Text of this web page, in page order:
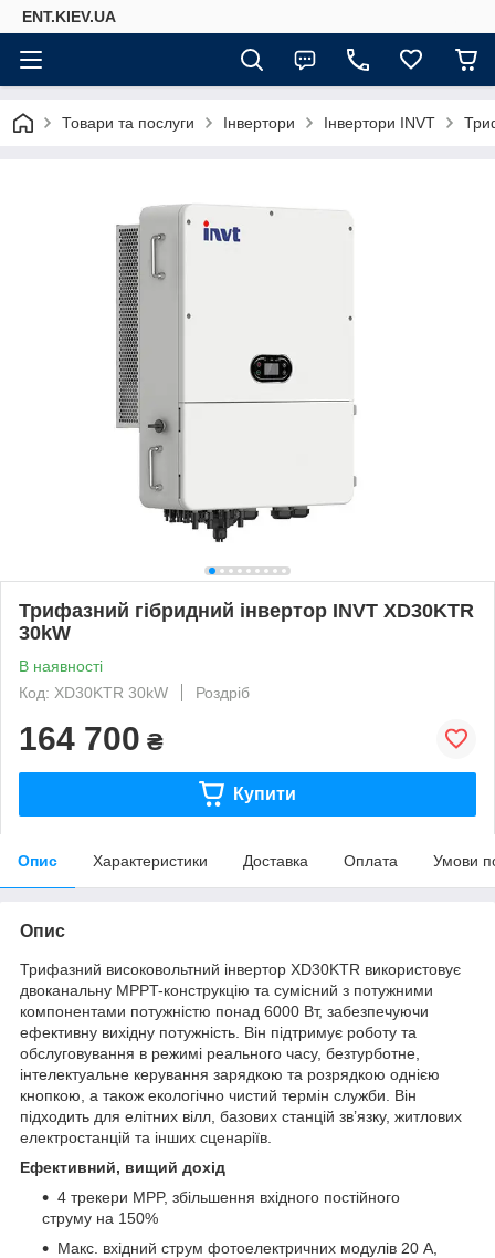
ENT.KIEV.UA
Товари та послуги Інвертори Інвертори INVT
Трифазний гібридний інвертор INVT XD30KTR
30kW
В наявності
Код: XD30KTR 30kW
Роздріб
164 700 ₴
Купити
Опис Характеристики Доставка Оплата Умови
Опис
Трифазний високовольтний інвертор XD30KTR використовує
двоканальну MPPT-конструкцію та сумісний з потужними
компонентами потужністю понад 6000 Вт, забезпечуючи
ефективну вихідну потужність. Він підтримує роботу та
обслуговування в режимі реального часу, безтурботне,
інтелектуальне керування зарядкою та розрядкою однією
кнопкою, а також екологічно чистий термін служби. Він
підходить для елітних вілл, базових станцій зв’язку, житлових
електростанцій та інших сценаріїв.
Ефективний, вищий дохід
4 трекери MPP, збільшення вхідного постійного
струму на 150%
Макс. вхідний струм фотоелектричних модулів 20 А,